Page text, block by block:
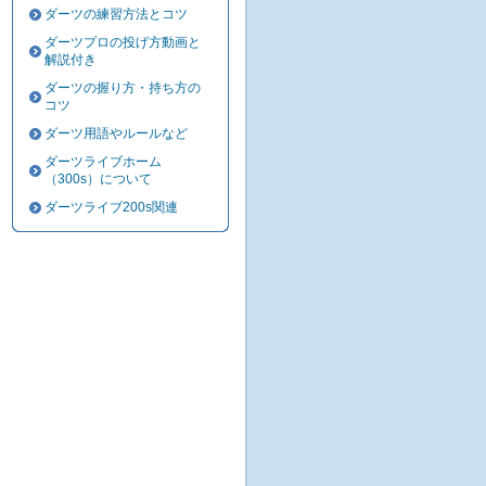
ダーツの練習方法とコツ
ダーツプロの投げ方動画と
解説付き
ダーツの握り方・持ち方の
コツ
ダーツ用語やルールなど
ダーツライブホーム
（300s）について
ダーツライブ200s関連